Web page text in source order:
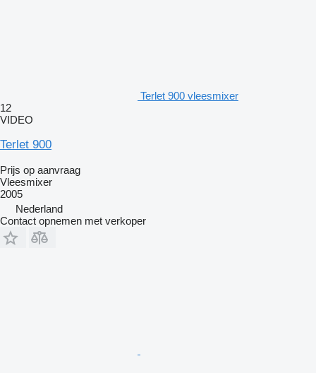
Terlet 900 vleesmixer
12
VIDEO
Terlet 900
Prijs op aanvraag
Vleesmixer
2005
Nederland
Contact opnemen met verkoper